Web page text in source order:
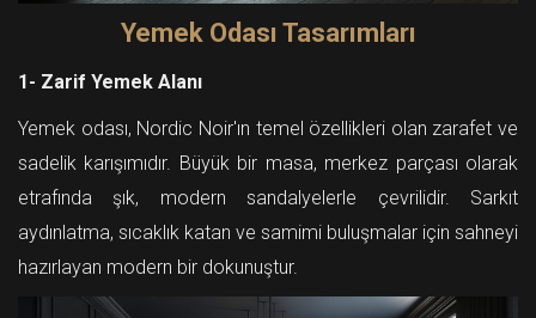
Yemek Odası Tasarımları
1- Zarif Yemek Alanı
Yemek odası, Nordic Noir'ın temel özellikleri olan zarafet ve
sadelik karışımıdır. Büyük bir masa, merkez parçası olarak
etrafında şık, modern sandalyelerle çevrilidir. Sarkıt
aydınlatma, sıcaklık katan ve samimi buluşmalar için sahneyi
hazırlayan modern bir dokunuştur.